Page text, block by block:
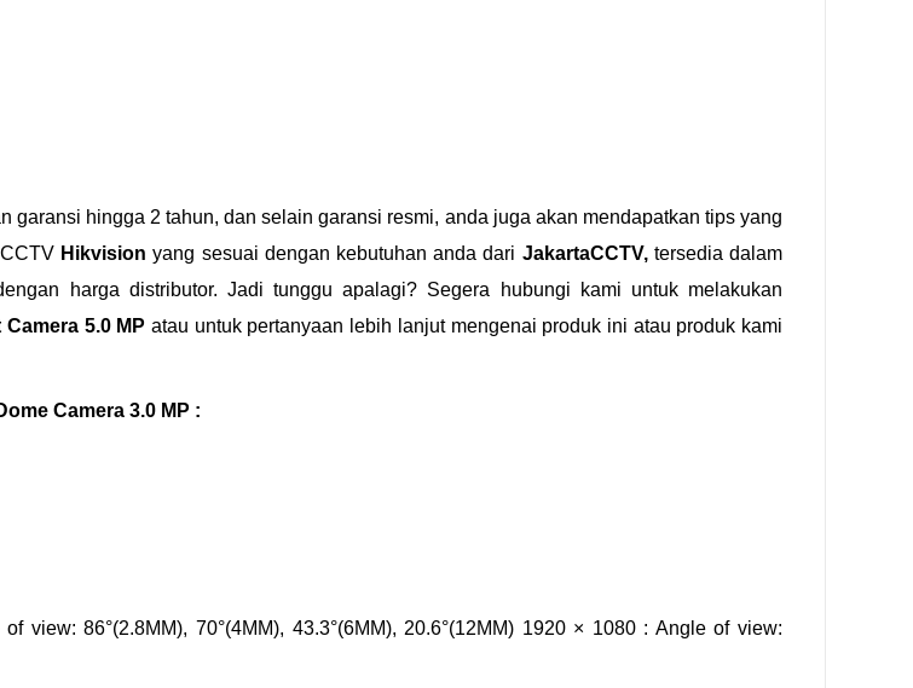
garansi hingga 2 tahun, dan selain garansi resmi, anda juga akan mendapatkan tips yang
Hikvision yang sesuai dengan kebutuhan anda dari JakartaCCTV, tersedia dalam
harga distributor. Jadi tunggu apalagi? Segera hubungi kami untuk melakukan
5.0 MP atau untuk pertanyaan lebih lanjut mengenai produk ini atau produk kami
Camera 3.0 MP :
86°(2.8MM), 70°(4MM), 43.3°(6MM), 20.6°(12MM) 1920 × 1080 : Angle of view: